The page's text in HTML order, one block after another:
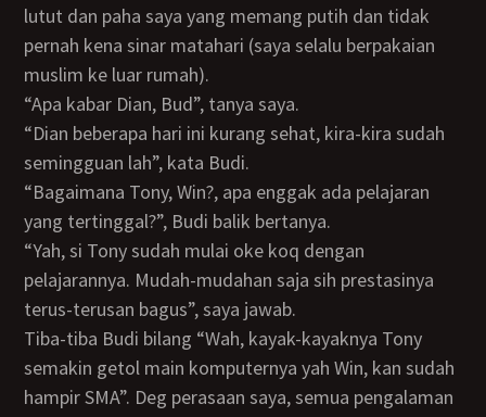
lutut dan paha saya yang memang putih dan tidak
pernah kena sinar matahari (saya selalu berpakaian
muslim ke luar rumah).
“Apa kabar Dian, Bud”, tanya saya.
“Dian beberapa hari ini kurang sehat, kira-kira sudah
semingguan lah”, kata Budi.
“Bagaimana Tony, Win?, apa enggak ada pelajaran
yang tertinggal?”, Budi balik bertanya.
“Yah, si Tony sudah mulai oke koq dengan
pelajarannya. Mudah-mudahan saja sih prestasinya
terus-terusan bagus”, saya jawab.
Tiba-tiba Budi bilang “Wah, kayak-kayaknya Tony
semakin getol main komputernya yah Win, kan sudah
hampir SMA”. Deg perasaan saya, semua pengalaman